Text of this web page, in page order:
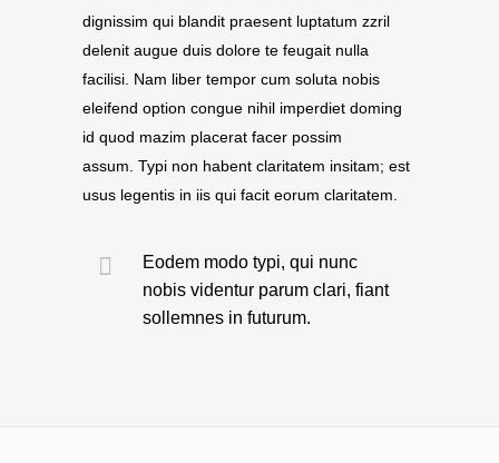
dignissim qui blandit praesent luptatum zzril
delenit augue duis dolore te feugait nulla
facilisi. Nam liber tempor cum soluta nobis
eleifend option congue nihil imperdiet doming
id quod mazim placerat facer possim
assum. Typi non habent claritatem insitam; est
usus legentis in iis qui facit eorum claritatem.
Eodem modo typi, qui nunc
nobis videntur parum clari, fiant
sollemnes in futurum.